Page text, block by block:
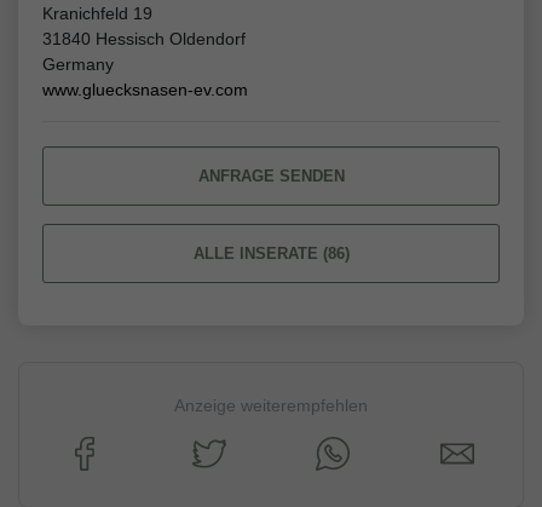
Kranichfeld 19
31840 Hessisch Oldendorf
Germany
www.gluecksnasen-ev.com
ANFRAGE SENDEN
ALLE INSERATE (86)
Anzeige weiterempfehlen